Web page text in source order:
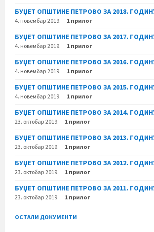
БУЏЕТ ОПШТИНЕ ПЕТРОВО ЗА 2018.
4. новембар 2019. 1 прилог
БУЏЕТ ОПШТИНЕ ПЕТРОВО ЗА 2017.
4. новембар 2019. 1 прилог
БУЏЕТ ОПШТИНЕ ПЕТРОВО ЗА 2016.
4. новембар 2019. 1 прилог
БУЏЕТ ОПШТИНЕ ПЕТРОВО ЗА 2015.
4. новембар 2019. 1 прилог
БУЏЕТ ОПШТИНЕ ПЕТРОВО ЗА 2014.
23. октобар 2019. 1 прилог
БУЏЕТ ОПШТИНЕ ПЕТРОВО ЗА 2013.
23. октобар 2019. 1 прилог
БУЏЕТ ОПШТИНЕ ПЕТРОВО ЗА 2012.
23. октобар 2019. 1 прилог
БУЏЕТ ОПШТИНЕ ПЕТРОВО ЗА 2011.
23. октобар 2019. 1 прилог
ОСТАЛИ ДОКУМЕНТИ